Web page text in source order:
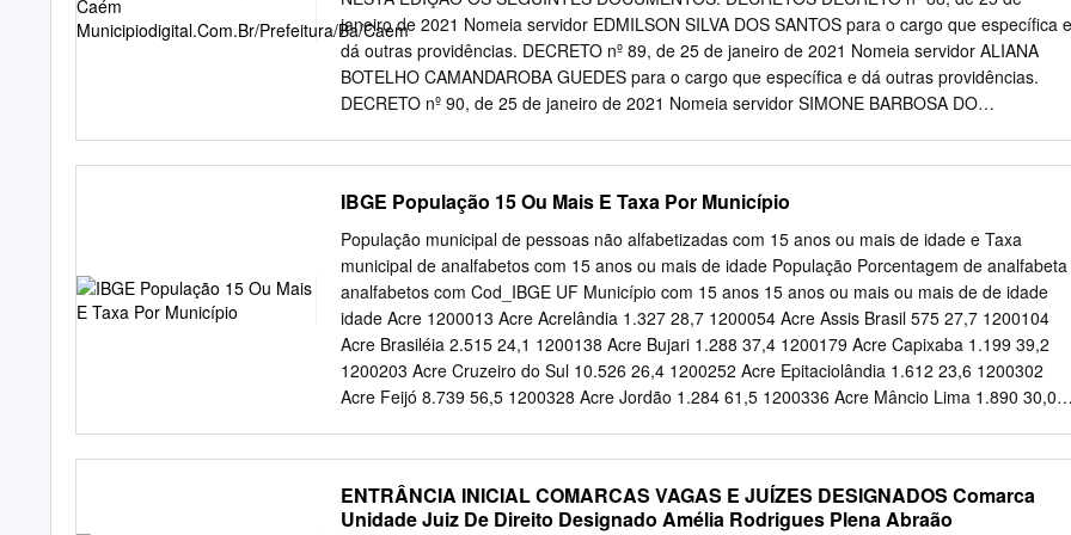
MUNICIPAL DE GUAJERU-BA, pessoa jurídica de direito público, inscrita no CNPJ sob nº
13.284.658/0001-14 com Sede na Praça Antônio Carlos Magalhães, nº 24, na cidade Guajeru,
Bahia, CEP: 46.205-000, neste ato representada pelo Prefeito Municipal, o Sr. Gilmar Rocha
Cangussu, brasileiro,
janeiro de 2021 Nomeia servidor EDMILSON SILVA DOS SANTOS para o cargo que específica e
dá outras providências. DECRETO nº 89, de 25 de janeiro de 2021 Nomeia servidor ALIANA
BOTELHO CAMANDAROBA GUEDES para o cargo que específica e dá outras providências.
DECRETO nº 90, de 25 de janeiro de 2021 Nomeia servidor SIMONE BARBOSA DO
TICIANA FREITAS GOMES para o cargo que específica e dá outras providências. DECRETO nº
94, de 25 de janeiro de 2021 Nomeia servidor IRANEIDE ROSA LOURENÇO ALMEIDA para o
cargo que específica e dá outras providências. DECRETO nº 95, de 25 de janeiro de 2021
Nomeia servidor MARLETE ALVES DE LIMA SANTOS para o cargo que específica e dá outras
providências. DECRETO nº 96, de 25 de janeiro de 2021 Nomeia servidor ADRIANA PEREIRA
DOS SANTOS CARVALHO para o cargo que específica e dá outras providências. DECRETO nº
97, de 25 de janeiro de 2021 Dispõe sobre a nomeação de membros para o Conselho Municipal
de Educação – CME e dá outras providências. DECRETO nº 98, de 25 de janeiro de 2021
IBGE População 15 Ou Mais E Taxa Por Município
População municipal de pessoas não alfabetizadas com 15 anos ou mais de idade e Taxa
municipal de analfabetos com 15 anos ou mais de idade População Porcentagem de analfabeta
analfabetos com Cod_IBGE UF Município com 15 anos 15 anos ou mais ou mais de de idade
idade Acre 1200013 Acre Acrelândia 1.327 28,7 1200054 Acre Assis Brasil 575 27,7 1200104
Acre Brasiléia 2.515 24,1 1200138 Acre Bujari 1.288 37,4 1200179 Acre Capixaba 1.199 39,2
1200203 Acre Cruzeiro do Sul 10.526 26,4 1200252 Acre Epitaciolândia 1.612 23,6 1200302
Acre Feijó 8.739 56,5 1200328 Acre Jordão 1.284 61,5 1200336 Acre Mâncio Lima 1.890 30,0
2.196 50,7 1200435 Acre Santa Rosa do Purus 649 62,5 1200500 Acre Sena Madureira 5.498
32,2 1200450 Acre Senador Guiomard 3.050 25,0 1200609 Acre Tarauacá 6.142 42,8 1200708
ENTRÂNCIA INICIAL COMARCAS VAGAS E JUÍZES DESIGNADOS Comarca
Unidade Juiz De Direito Designado Amélia Rodrigues Plena Abraão